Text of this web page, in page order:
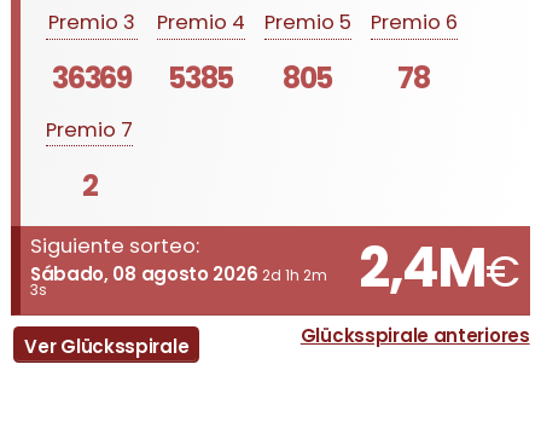
Premio 3
36369
Premio 4
5385
Premio 5
805
Premio 6
78
Premio 7
2
Siguiente sorteo:
Sábado, 08 agosto 2026 2d 1h 2m
3s 2,4M€
Ver Glücksspirale Glücksspirale anteriores